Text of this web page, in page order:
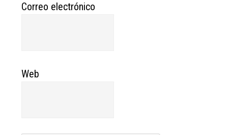
Correo electrónico
Web